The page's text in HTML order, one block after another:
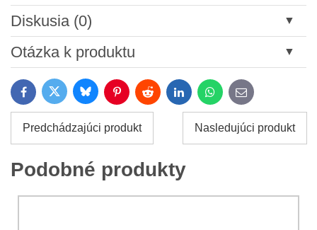
Diskusia (0)
Nový komentár
Názov:
Meno:*
Otázka k produktu
*
Váš e-mail:*
FacebookTwitter BlueskyPinterestReddit LinkedInWhatsApp
E-
mail
Predchádzajúci produkt Nasledujúci produkt
Podobné produkty